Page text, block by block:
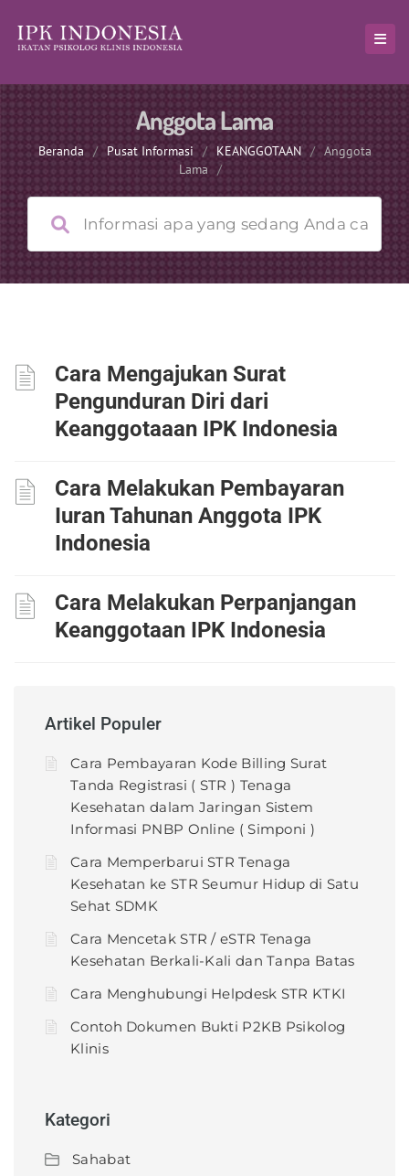
Anggota Lama
Beranda / Pusat Informasi / KEANGGOTAAN / Anggota
Lama
/
Cara Mengajukan Surat
Pengunduran Diri dari
Keanggotaaan IPK Indonesia
Cara Melakukan Pembayaran
Iuran Tahunan Anggota IPK
Indonesia
Cara Melakukan Perpanjangan
Keanggotaan IPK Indonesia
Artikel Populer
Cara Pembayaran Kode Billing Surat
Tanda Registrasi ( STR ) Tenaga
Kesehatan dalam Jaringan Sistem
Informasi PNBP Online ( Simponi )
Cara Memperbarui STR Tenaga
Kesehatan ke STR Seumur Hidup di Satu
Sehat SDMK
Cara Mencetak STR / eSTR Tenaga
Kesehatan Berkali-Kali dan Tanpa Batas
Cara Menghubungi Helpdesk STR KTKI
Contoh Dokumen Bukti P2KB Psikolog
Klinis
Kategori
Sahabat